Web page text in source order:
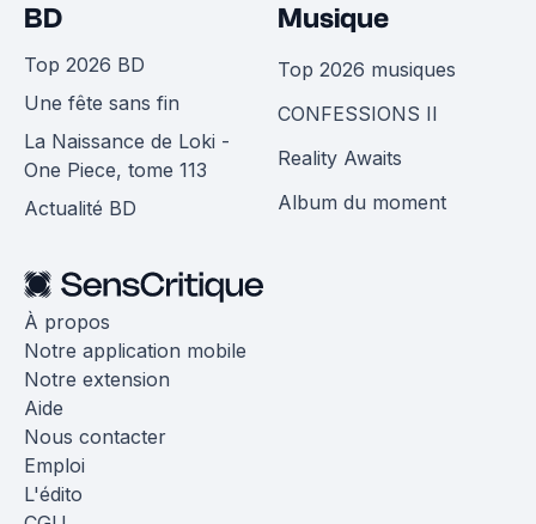
BD
Top 2026 BD
Une fête sans fin
La Naissance de Loki -
One Piece, tome 113
Actualité BD
Musique
Top 2026 musiques
CONFESSIONS II
Reality Awaits
Album du moment
À propos
Notre application mobile
Notre extension
Aide
Nous contacter
Emploi
L'édito